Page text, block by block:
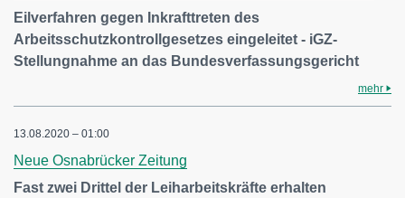
Eilverfahren gegen Inkrafttreten des
Arbeitsschutzkontrollgesetzes eingeleitet - iGZ-
Stellungnahme an das Bundesverfassungsgericht
mehr
13.08.2020 – 01:00
Neue Osnabrücker Zeitung
Fast zwei Drittel der Leiharbeitskräfte erhalten